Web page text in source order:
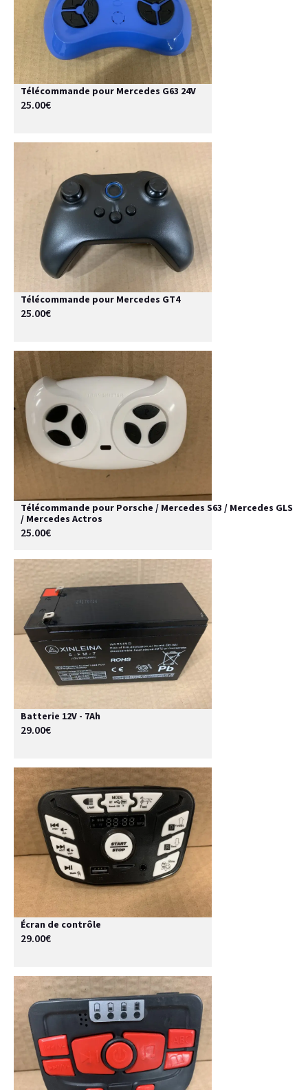
Télécommande pour Mercedes G63 24V
25.00€
Télécommande pour Mercedes GT4
25.00€
Télécommande pour Porsche / Mercedes S63 / Mercedes GLS
/ Mercedes Actros
25.00€
Batterie 12V - 7Ah
29.00€
Écran de contrôle
29.00€